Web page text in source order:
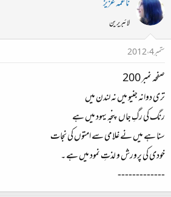
ناعمہ عزیز
لائبریرین
ستمبر 4، 2012
صفحہ نمبر 200
تری دوانہ جنیو میں نہ لندن میں
رنگ کی رگِ جاں پنجہ یہود میں ہے
سنا ہے میں نے غلامی سے امتوں کی نجات
خودی کی پرورش و لذتِ نمود میں ہے ۔
-------------